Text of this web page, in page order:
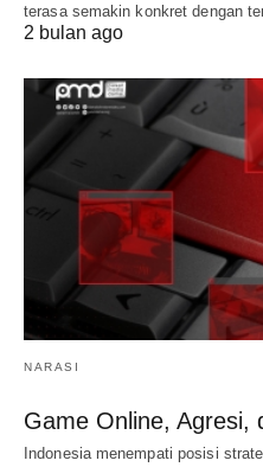
terasa semakin konkret dengan
2 bulan ago
NARASI
Game Online, Agresi,
Indonesia menempati posisi